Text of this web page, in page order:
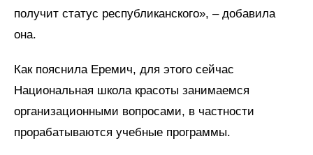
получит статус республиканского», – добавила
она.
Как пояснила Еремич, для этого сейчас
Национальная школа красоты занимаемся
организационными вопросами, в частности
прорабатываются учебные программы.